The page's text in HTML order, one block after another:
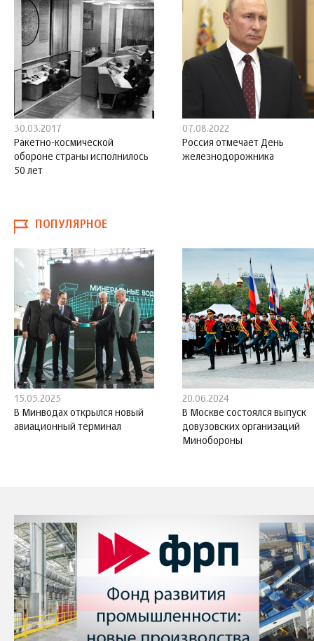
30.03.2017
Ракетно-космической
обороне страны исполнилось
50 лет
07.08.2022
Россия отмечает День
железнодорожника
ПОПУЛЯРНОЕ
15.05.2025
В Минводах открылся новый
авиационный терминал
20.06.2024
В Москве состоялся выпуск
довузовских организаций
Минобороны